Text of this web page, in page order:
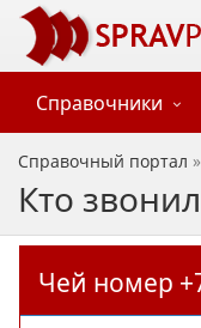
Справочники
Справочный портал »
Кто
Чей номер